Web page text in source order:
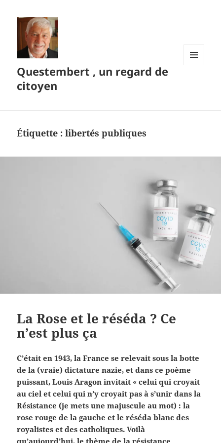
Questembert , un regard de
citoyen
Étiquette :libertés publiques
La Rose et le réséda ? Ce
n’est plus ça
C’était en 1943, la France se relevait sous la botte
de la (vraie) dictature nazie, et dans ce poème
puissant, Louis Aragon invitait « celui qui croyait
au ciel et celui qui n’y croyait pas à s’unir dans la
Résistance (je mets une majuscule au mot) : la
rose rouge de la gauche et le réséda blanc des
royalistes et des catholiques. Voilà
qu’aujourd’hui, le thème de la résistance